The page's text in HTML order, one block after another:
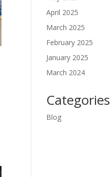
April 2025
March 2025
February 2025
January 2025
March 2024
Categories
Blog